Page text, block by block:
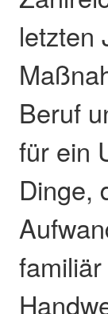
letzten
Beruf
für ein
Dinge,